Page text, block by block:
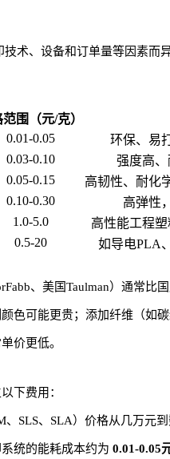
术、设备和订单量等因素而
围（元/克）
0.01-0.05
环保、易
0.03-0.10
强度高、
0.05-0.15
高韧性、耐化
0.10-0.30
高弹性
1.0-5.0
高性能工程
0.5-20
如导电PLA
、美国Taulman）通常比国
色可能更贵；添加纤维（如
价更低。
下费用：
、SLS、SLA）价格从几万元
统的能耗成本约为 0.01-0.05